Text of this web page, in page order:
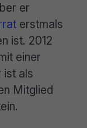
er
erstmals
ist. 2012
einer
ist als
Mitglied